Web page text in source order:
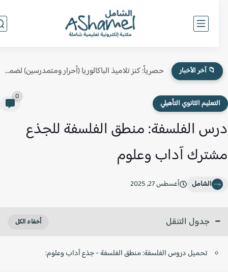
📁 آخر الأخبار حصرياً: كنز تلاميذ الباكالوريا (أحرار ومتمدرسين) لضمان النقطة الكاملة في...
الثانوي التأهيلي
الفلسفة: منطق الفلسفة للجذع
آداب وعلوم
الشامل أغسطس 27, 2025
جدول التنقل
تحميل دروس الفلسفة: منطق الفلسفة - جذع آداب وعلوم: